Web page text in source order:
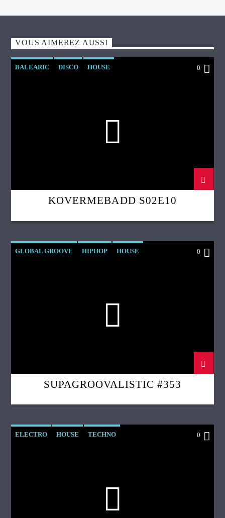
VOUS AIMEREZ AUSSI
BALEARIC DISCO HOUSE 0
KOVERMEBADD S02E10
GLOBAL GROOVE HIPHOP HOUSE 0
SUPAGROOVALISTIC #353
ELECTRO HOUSE TECHNO 0